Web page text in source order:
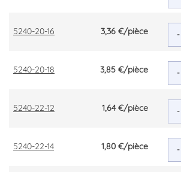
5240-20-16 3,36 €/pièce -
5240-20-18 3,85 €/pièce -
5240-22-12 1,64 €/pièce -
5240-22-14 1,80 €/pièce -